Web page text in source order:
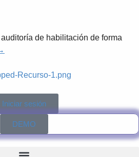
de habilitación de forma
Iniciar sesión
DEMO